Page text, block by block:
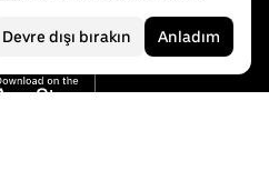
Devre dışı bırakın Anladım